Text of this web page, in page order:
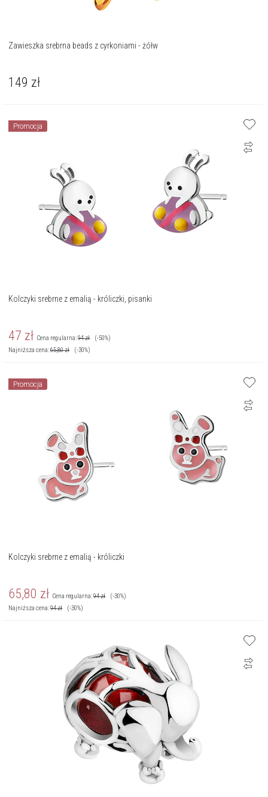
Zawieszka srebrna beads z cyrkoniami - żółw
149 zł
Promocja
Kolczyki srebrne z emalią - króliczki, pisanki
47 zł Cena regularna:94zł
(-50%)
Najniższa cena:65,80zł (-30%)
Promocja
Kolczyki srebrne z emalią - króliczki
65,80 zł Cena regularna:94zł
(-30%)
Najniższa cena:94zł (-30%)